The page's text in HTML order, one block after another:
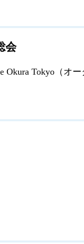
会
Okura Tokyo（オ